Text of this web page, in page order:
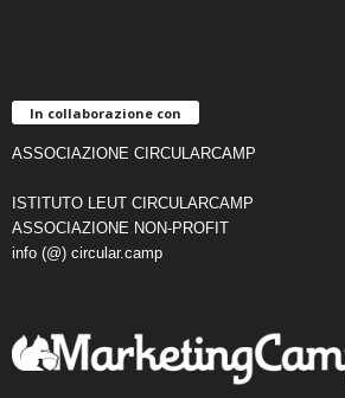
In collaborazione con
ASSOCIAZIONE CIRCULARCAMP
ISTITUTO LEUT CIRCULARCAMP
ASSOCIAZIONE NON-PROFIT
info (@) circular.camp